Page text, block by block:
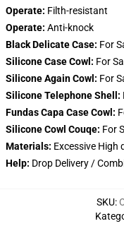
Operate: Filth-resistant
Operate: Anti-knock
Black Delicate Case: For
Silicone Case Cowl: For
Silicone Again Cowl: For
Silicone Telephone Shell:
Fundas Capa Case Cowl:
Silicone Cowl Couqe: For
Materials: Excessive High
Help: Drop Delivery /
SKU: